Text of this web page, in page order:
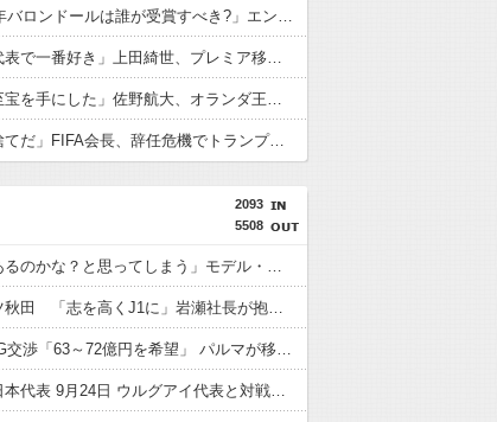
外国人「2026年バロンドールは誰が受賞すべき?」エンバペ、今季無冠でも初受賞か!?海外ファンが考える本命とは!?【海外の反応】
英国人「日本代表で一番好き」上田綺世、プレミア移籍が浮上！現地サポが大興奮！獲得を望む声が殺到！【海外の反応】
オランダ人「至宝を手にした」佐野航大、オランダ王者PSV移籍が決定的に！口頭合意報道で現地サポ騒然！プレミアのファンは落胆【海外の反応】
外国人「使い捨てだ」FIFA会長、辞任危機でトランプ政権に泣き付くも無視されて海外失笑！【海外の反応】
2093
5508
「育児に興味あるのかな？と思ってしまう」モデル・由布菜月 夫・上田綺世がW杯で不在中の“ワンオペ育児”への苦言が物議
ブラウブリッツ秋田 「志を高くJ1に」岩瀬社長が抱負を語る
鈴木彩艶のPSG交渉「63～72億円を希望」 パルマが移籍金増額要求 日本人史上最高額の成立有力視「歴史的な取引に」
森保ジャパン日本代表 9月24日 ウルグアイ代表と対戦決定！ フジテレビ系列＆TVerで放送